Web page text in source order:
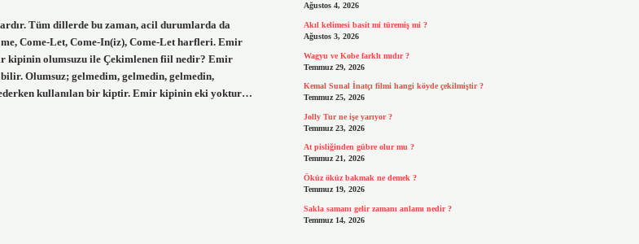
Tüm dillerde bu zaman, acil durumlarda da
Come-Let, Come-In(iz), Come-Let harfleri. Emir
kipinin olumsuzu ile Çekimlenen fiil nedir? Emir
Olumsuz; gelmedim, gelmedin, gelmedin,
kullanılan bir kiptir. Emir kipinin eki yoktur…
Ağustos 4, 2026
Akıl kelimesi basit mi türemiş mi ?
Ağustos 3, 2026
Wagyu ve Kobe farklı mıdır ?
Temmuz 29, 2026
Kemal Sunal İnatçı filmi hangi köyde çekilmiştir ?
Temmuz 25, 2026
Jolly Tur ne işe yarıyor ?
Temmuz 23, 2026
At pisliğinden gübre olur mu ?
Temmuz 21, 2026
Öküz öküz bakmak ne demek ?
Temmuz 19, 2026
Sakla samanı gelir zamanı anlamı nedir ?
Temmuz 14, 2026